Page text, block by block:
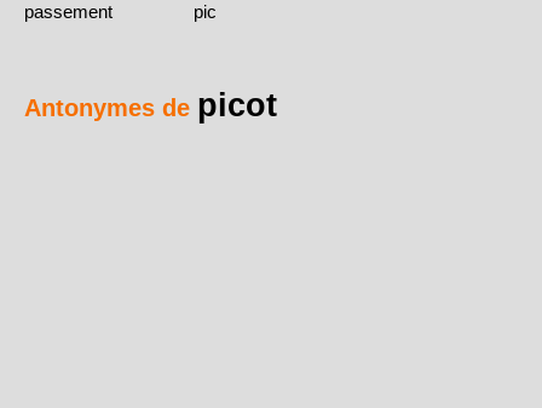
passement
pic
Antonymes de picot